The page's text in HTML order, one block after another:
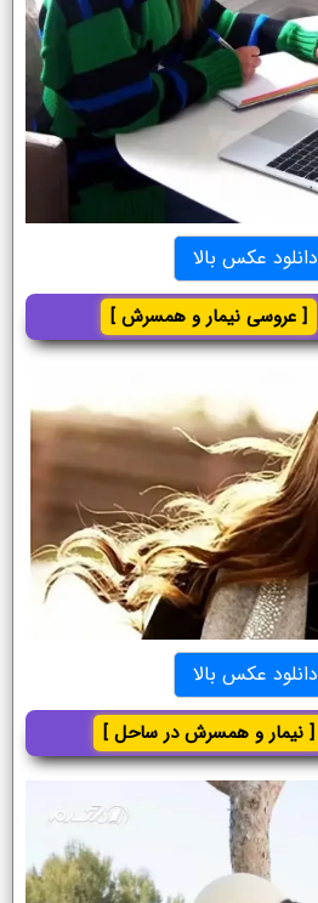
دانلود عکس بالا
[ عروسی نیمار و همسرش ]
دانلود عکس بالا
[ نیمار و همسرش در ساحل ]